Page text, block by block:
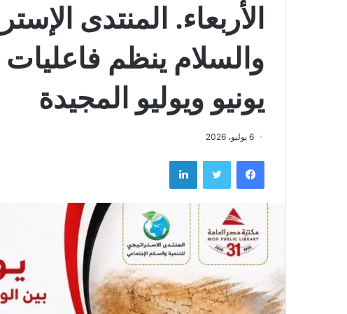
الأربعاء. المنتدى
والسلام ينظم فاعليات
يونيو ويوليو المجيدة
6 يوليو، 2026
فيسبوك تويتر لينكدإن